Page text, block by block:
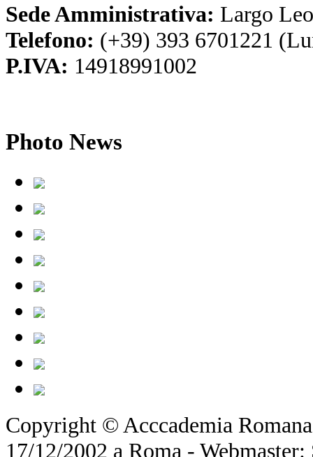
Sede Amministrativa: Largo
Telefono: (+39) 393 6701221
P.IVA: 14918991002
Photo News
Copyright © Acccademia
17/12/2002 a Roma -